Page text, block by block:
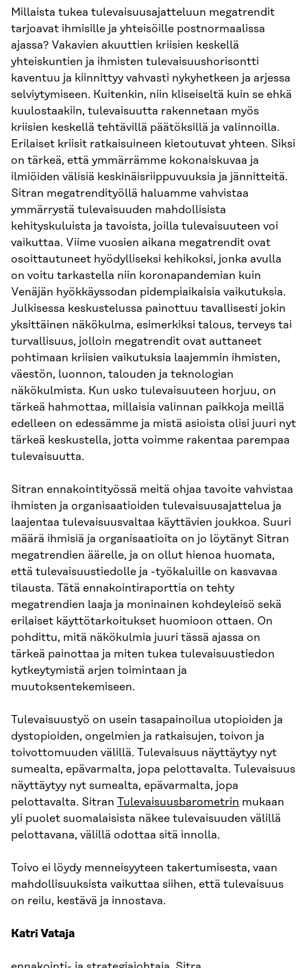
Millaista tukea tulevaisuusajatteluun megatrendit
tarjoavat ihmisille ja yhteisöille postnormaalissa
ajassa? Vakavien akuuttien kriisien keskellä
yhteiskuntien ja ihmisten tulevaisuushorisontti
kaventuu ja kiinnittyy vahvasti nykyhetkeen ja arjessa
selviytymiseen. Kuitenkin, niin kliseiseltä kuin se ehkä
kuulostaakiin, tulevaisuutta rakennetaan myös
kriisien keskellä tehtävillä päätöksillä ja valinnoilla.
Erilaiset kriisit ratkaisuineen kietoutuvat yhteen. Siksi
on tärkeä, että ymmärrämme kokonaiskuvaa ja
ilmiöiden välisiä keskinäisriippuvuuksia ja jännitteitä.
Sitran megatrendityöllä haluamme vahvistaa
ymmärrystä tulevaisuuden mahdollisista
kehityskuluista ja tavoista, joilla tulevaisuuteen voi
vaikuttaa. Viime vuosien aikana megatrendit ovat
osoittautuneet hyödylliseksi kehikoksi, jonka avulla
on voitu tarkastella niin koronapandemian kuin
Venäjän hyökkäyssodan pidempiaikaisia vaikutuksia.
Julkisessa keskustelussa painottuu tavallisesti jokin
yksittäinen näkökulma, esimerkiksi talous, terveys tai
turvallisuus, jolloin megatrendit ovat auttaneet
pohtimaan kriisien vaikutuksia laajemmin ihmisten,
väestön, luonnon, talouden ja teknologian
näkökulmista. Kun usko tulevaisuuteen horjuu, on
tärkeä hahmottaa, millaisia valinnan paikkoja meillä
edelleen on edessämme ja mistä asioista olisi juuri nyt
tärkeä keskustella, jotta voimme rakentaa parempaa
tulevaisuutta.
Sitran ennakointityössä meitä ohjaa tavoite vahvistaa
ihmisten ja organisaatioiden tulevaisuusajattelua ja
laajentaa tulevaisuusvaltaa käyttävien joukkoa. Suuri
määrä ihmisiä ja organisaatioita on jo löytänyt Sitran
megatrendien äärelle, ja on ollut hienoa huomata,
että tulevaisuustiedolle ja -työkaluille on kasvavaa
tilausta. Tätä ennakointiraporttia on tehty
megatrendien laaja ja moninainen kohdeyleisö sekä
erilaiset käyttötarkoitukset huomioon ottaen. On
pohdittu, mitä näkökulmia juuri tässä ajassa on
tärkeä painottaa ja miten tukea tulevaisuustiedon
kytkeytymistä arjen toimintaan ja
muutoksentekemiseen.
Tulevaisuustyö on usein tasapainoilua utopioiden ja
dystopioiden, ongelmien ja ratkaisujen, toivon ja
toivottomuuden välillä. Tulevaisuus näyttäytyy nyt
sumealta, epävarmalta, jopa pelottavalta. Tulevaisuus
näyttäytyy nyt sumealta, epävarmalta, jopa
pelottavalta. Sitran Tulevaisuusbarometrin mukaan
yli puolet suomalaisista näkee tulevaisuuden välillä
pelottavana, välillä odottaa sitä innolla.
Toivo ei löydy menneisyyteen takertumisesta, vaan
mahdollisuuksista vaikuttaa siihen, että tulevaisuus
on reilu, kestävä ja innostava.
Katri Vataja